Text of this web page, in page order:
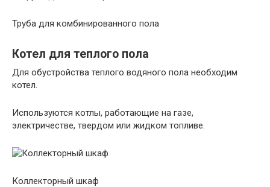
Труба для комбинированного пола
Котел для теплого пола
Для обустройства теплого водяного пола необходим
котел.
Используются котлы, работающие на газе,
электричестве, твердом или жидком топливе.
Коллекторный шкаф